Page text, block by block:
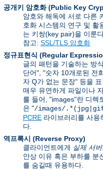
공개키 암호화 (Public Key
암호와 해독에 서로 다른
호화 시스템의 연구 및 활
는 키쌍(key pair)을 이룬
참고: SSL/TLS 암호화
정규표현식 (Regular
글의 패턴을 기술하는 방
단어", "숫자 10개로된 전
자 Q가 없는 문장" 등을
매우 유연하게 파일이나
를 들어, "images"란 디렉
은 "/images/
PCRE 라이브러리를 사용
다.
역프록시 (Reverse Proxy)
클라이언트에게 실제 서버
안상 이유 혹은 부하를 분
를 숨길때 유용하다.